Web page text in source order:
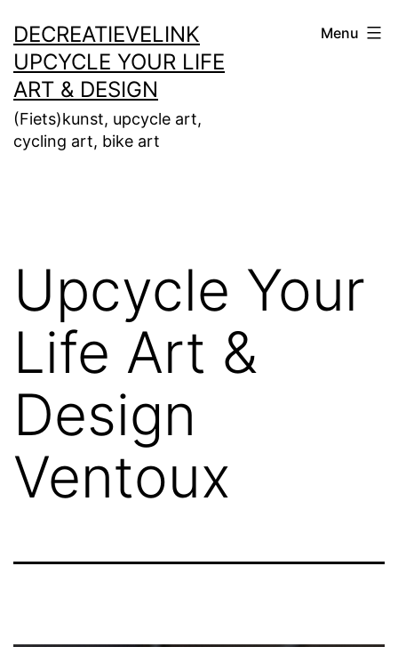
naar
de
inhoud
DECREATIEVELINK
UPCYCLE YOUR LIFE
ART & DESIGN
(Fiets)kunst, upcycle art,
cycling art, bike art
Menu
Upcycle Your
Life Art &
Design
Ventoux